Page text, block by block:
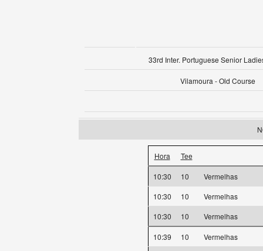
33rd Inter. Portuguese Senior
Vilamoura - Old Course
Hora Tee
10:30 10
Vermelhas
10:30
10
Vermelhas
10:30
10 Vermelhas
10:39 10
Vermelhas